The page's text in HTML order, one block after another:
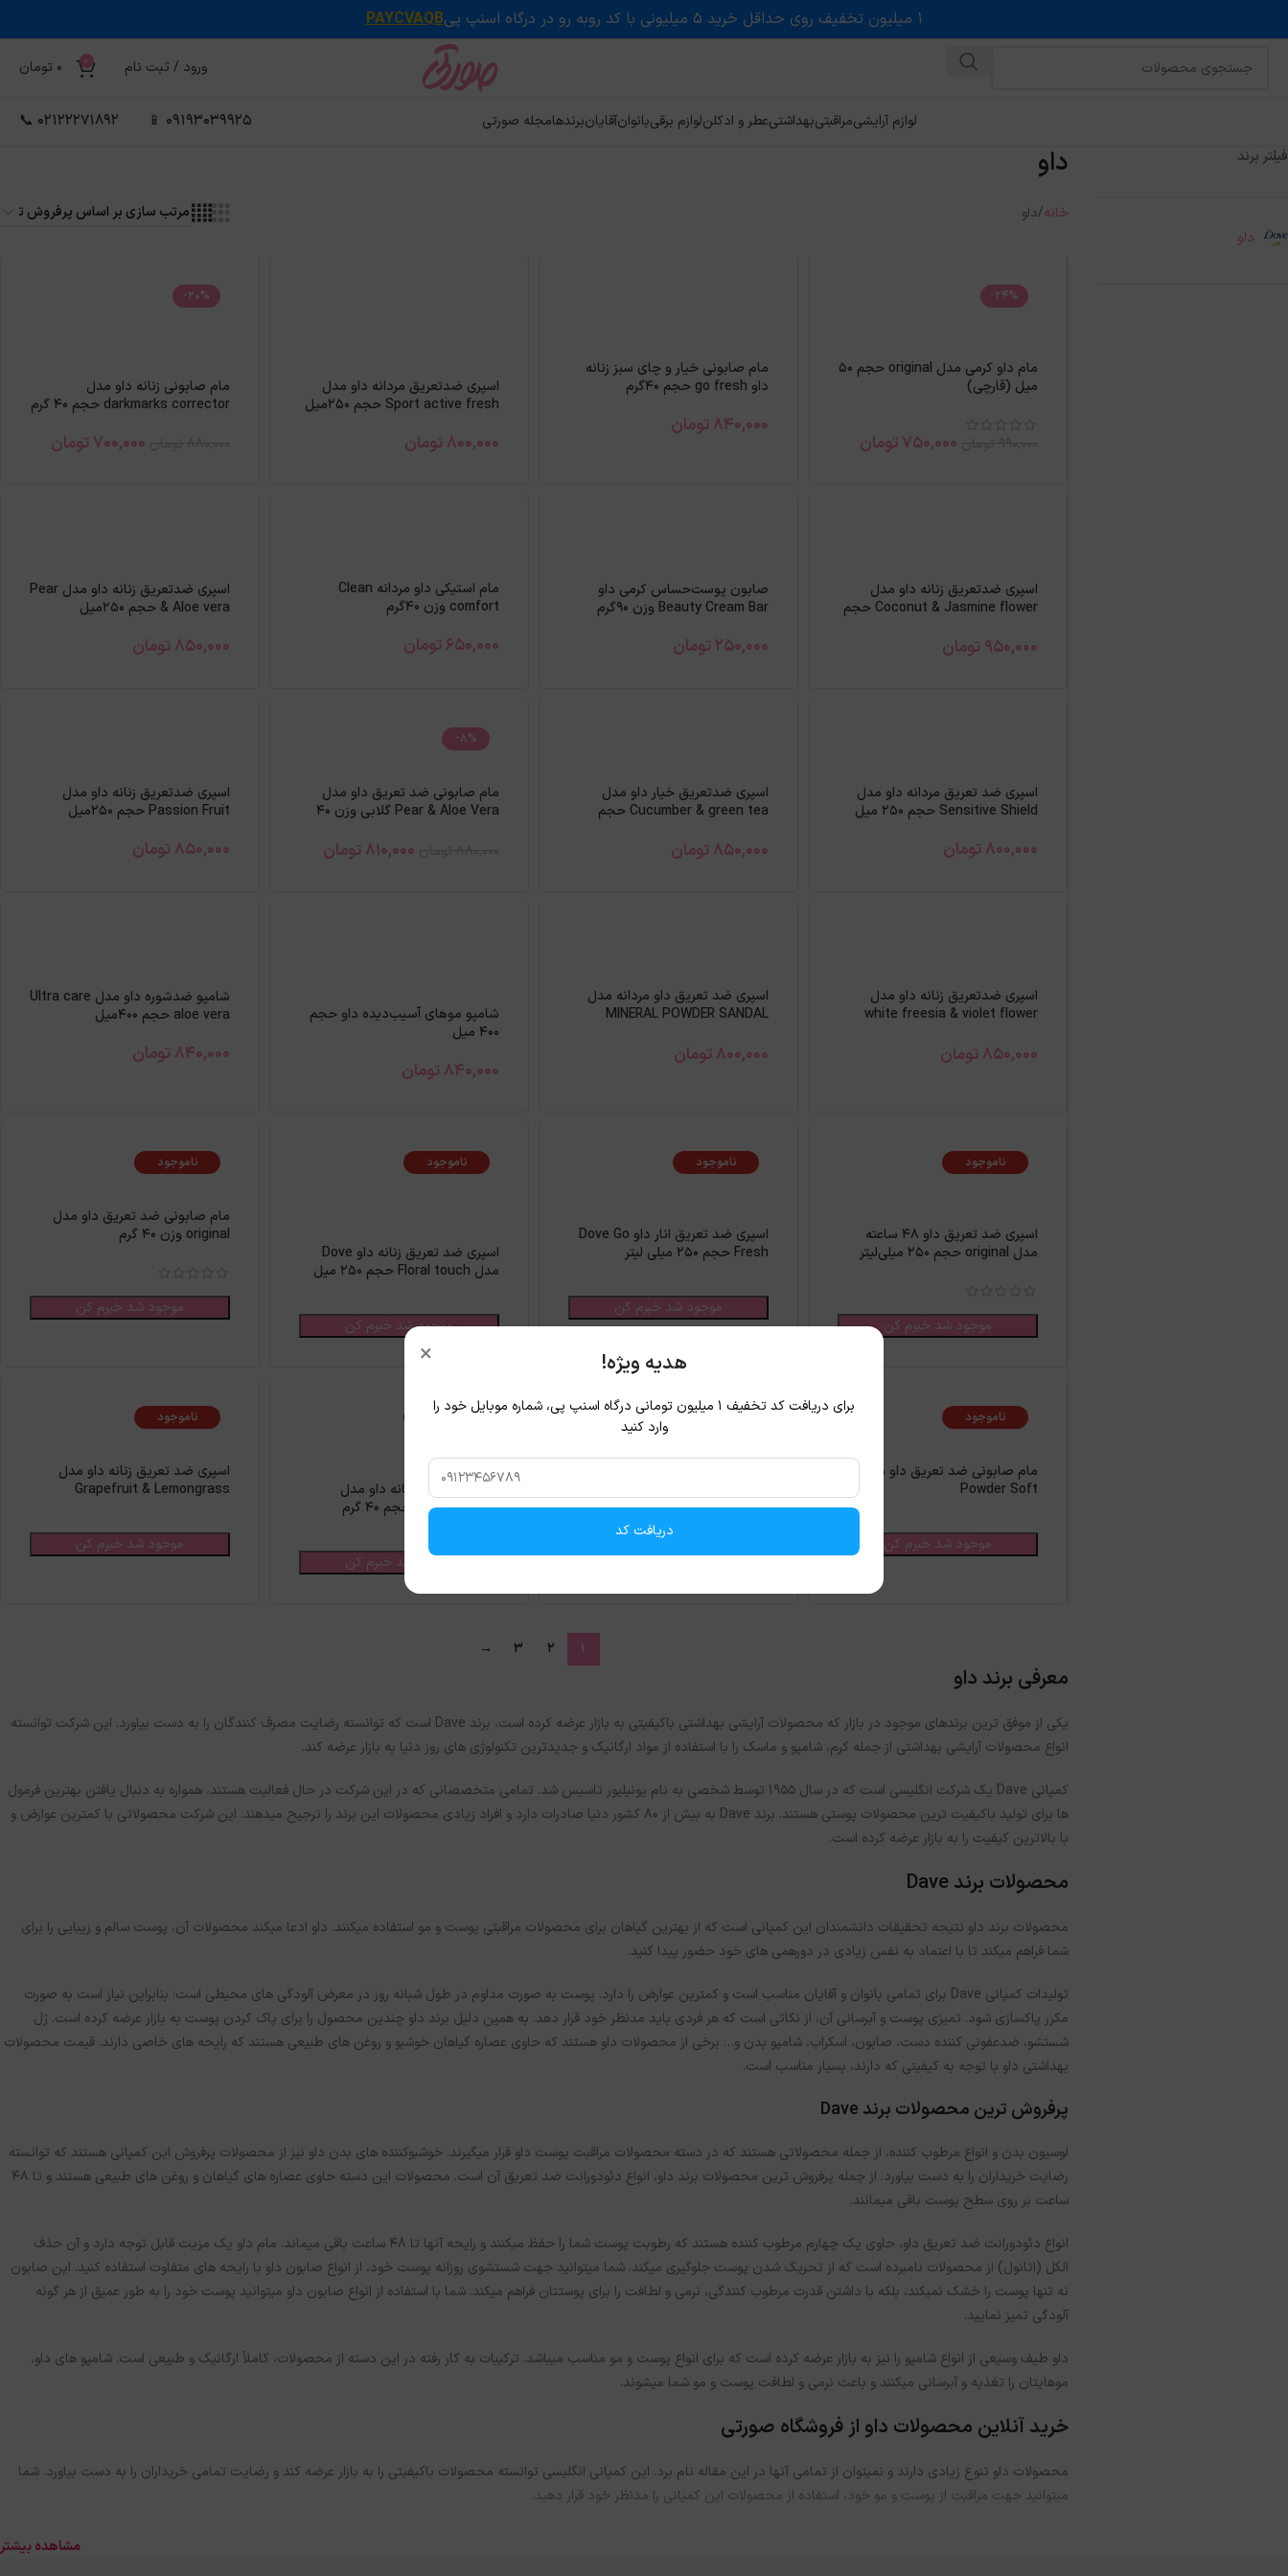
۱ میلیون تخفیف روی حداقل خرید ۵ میلیونی با کد روبه رو در درگاه اسنپ پی PAYCVAQB
ورود / ثبت نام 0
0 تومان
لوازم آرایشیمراقبتیبهداشتیعطر و ادکلنلوازم برقیبانوانآقایانبرندهامجله صورتی 09193039925 📱
02122271892 📞
فیلتر برند
داو
داو
خانه داو
-24%
مام داو کرمی مدل original حجم 50
ميل (قارچی)
750,000تومان
مام صابونی خیار و چای سبز زنانه
داو go fresh حجم 40گرم
840,000تومان
اسپری ضدتعریق مردانه داو مدل
Sport active fresh حجم 250میل
800,000تومان
-20%
مام صابونی زنانه داو مدل
darkmarks corrector حجم 40 گرم
700,000تومان
اسپری ضدتعریق زنانه داو مدل
Coconut & Jasmine flower حجم
950,000تومان
صابون پوست‌حساس کرمی داو
Beauty Cream Bar وزن 90گرم
250,000تومان
مام استیکی داو مردانه Clean
comfort وزن 40گرم
650,000تومان
اسپری ضدتعریق زنانه داو مدل Pear
& Aloe vera حجم 250میل
850,000تومان
اسپری ضد تعریق مردانه داو مدل
Sensitive Shield حجم 250 میل
800,000تومان
اسپری ضدتعریق خیار داو مدل
Cucumber & green tea حجم
850,000تومان
-8%
مام صابونی ضد تعریق داو مدل
Pear & Aloe Vera گلابی وزن 40
810,000تومان
اسپری ضدتعریق زنانه داو مدل
Passion Fruit حجم 250میل
850,000تومان
اسپری ضدتعریق زنانه داو مدل
white freesia & violet flower
850,000تومان
اسپري ضد تعريق داو مردانه مدل
MINERAL POWDER SANDAL
800,000تومان
شامپو موهای آسیب‌دیده داو حجم
۴۰۰ میل
840,000تومان
شامپو ضدشوره داو مدل Ultra care
aloe vera حجم 400میل
840,000تومان
ناموجود
اسپری ضد تعریق داو ۴۸ ساعته
مدل original حجم ۲۵۰ میلی‌لیتر
موجود شد خبرم کن
ناموجود
اسپری ضد تعریق انار داو Dove Go
Fresh حجم 250 میلی لیتر
موجود شد خبرم کن
ناموجود
اسپری ضد تعریق زنانه داو Dove
مدل Floral touch حجم 250 میل
موجود شد خبرم کن
ناموجود
مام صابونی ضد تعریق داو مدل
original وزن 40 گرم
موجود شد خبرم کن
ناموجود
مام صابونی ضد تعریق داو مدل
Powder Soft
موجود شد خبرم کن
ناموجود
Deodorant Beauty Finish
ناموجود
مام ضد تعریق زنانه داو مدل
INVISIBLE DRY حجم 40 گرم
موجود شد خبرم کن
ناموجود
اسپری ضد تعریق زنانه داو مدل
Grapefruit & Lemongrass
موجود شد خبرم کن
1
2
3
→
معرفی برند داو
یکی از موفق ترین برندهای موجود در بازار که محصولات آرایشی بهداشتی باکیفیتی به بازار عرضه کرده است، برند Dave است که توانسته رضایت مصرف کنندگان را به دست بیاورد. این شرکت توانسته
انواع محصولات آرایشی بهداشتی از جمله کرم، شامپو و ماسک را با استفاده از مواد ارگانیک و جدیدترین تکنولوژی های روز دنیا به بازار عرضه کند.
کمپانی Dave یک شرکت انگلیسی است که در سال 1955 توسط شخصی به نام یونیلیور تاسیس شد. تمامی متخصصانی که در این شرکت در حال فعالیت هستند، همواره به دنبال یافتن بهترین فرمول
ها برای تولید باکیفیت ترین محصولات پوستی هستند. برند Dave به بیش از 80 کشور دنیا صادرات دارد و افراد زیادی محصولات این برند را ترجیح می­دهند. این شرکت محصولاتی با کمترین عوارض و
با بالاترین کیفیت را به بازار عرضه کرده است.
محصولات برند Dave
محصولات برند داو نتیجه تحقیقات دانشمندان این کمپانی است که از بهترین گیاهان برای محصولات مراقبتی پوست و مو استفاده می­کنند. داو ادعا می­کند محصولات آن، پوست سالم و زیبایی را برای
شما فراهم می­کند تا با اعتماد به نفس زیادی در دورهمی های خود حضور پیدا کنید.
تولیدات کمپانی Dave برای تمامی بانوان و آقایان مناسب است و کمترین عوارض را دارد. پوست به صورت مداوم در طول شبانه روز در معرض آلودگی های محیطی است؛ بنابراین نیاز است به صورت
مکرر پاکسازی شود. تمیزی پوست و آبرسانی آن، از نکاتی است که هر فردی باید مدنظر خود قرار دهد. به همین دلیل برند داو چندین محصول را برای پاک کردن پوست به بازار عرضه کرده است. ژل
شستشو، ضدعفونی کننده دست، صابون، اسکراب، شامپو بدن و… برخی از محصولات داو هستند که حاوی عصاره گیاهان خوشبو و روغن های طبیعی هستند که رایحه های خاصی دارند. قیمت محصولات
بهداشتی داو با توجه به کیفیتی که دارند، بسیار مناسب است.
پرفروش ترین محصولات برند Dave
لوسیون بدن و انواع مرطوب کننده، از جمله محصولاتی هستند که در دسته محصولات مراقبت پوست داو قرار می­گیرند. خوشبوکننده های بدن داو نیز از محصولات پرفروش این کمپانی هستند که توانسته
رضایت خریداران را به دست بیاورد. از جمله پرفروش ترین محصولات برند داو، انواع دئودورانت ضد تعریق آن است. محصولات این دسته حاوی عصاره های گیاهان و روغن های طبیعی هستند و تا 48
ساعت بر روی سطح پوست باقی می­مانند.
انواع دئودورانت ضد تعریق داو، حاوی یک چهارم مرطوب کننده هستند که رطوبت پوست شما را حفظ می­کنند و رایحه آنها تا 48 ساعت باقی می­ماند. مام داو یک مزیت قابل توجه دارد و آن حذف
الکل (اتانول) از محصولات نامبرده است که از تحریک شدن پوست جلوگیری می­کند. شما می­توانید جهت شستشوی روزانه پوست خود، از انواع صابون داو با رایحه های متفاوت استفاده کنید. این صابون
نه تنها پوست را خشک نمی­کند، بلکه با داشتن قدرت مرطوب کنندگی، نرمی و لطافت را برای پوستتان فراهم می­کند. شما با استفاده از انواع صابون داو می­توانید پوست خود را به طور عمیق از هر گونه
آلودگی تمیز نمایید.
داو طیف وسیعی از انواع شامپو را نیز به بازار عرضه کرده است که برای انواع پوست و مو مناسب می­باشد. ترکیبات به کار رفته در این دسته از محصولات، کاملاً ارگانیک و طبیعی است. شامپو های داو،
موهایتان را تغذیه و آبرسانی می­کنند و باعث نرمی و لطافت پوست و مو شما می­شوند.
خرید آنلاین محصولات داو از فروشگاه صورتی
محصولات داو تنوع زیادی دارند و نمی­توان از تمامی آنها در این مقاله نام برد. این کمپانی انگلیسی توانسته محصولات باکیفیتی را به بازار عرضه کند و رضایت تمامی خریداران را به دست بیاورد. شما
می­توانید جهت مراقبت از پوست و مو خود، استفاده از محصولات این کمپانی را مدنظر خود قرار دهید.
مشاهده بیشتر
× هدیه ویژه!
برای دریافت کد تخفیف ۱ میلیون تومانی درگاه اسنپ پی، شماره موبایل خود را
وارد کنید
دریافت کد